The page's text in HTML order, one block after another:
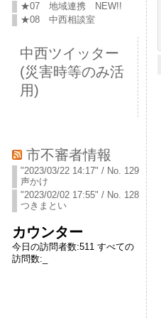
★07 地域連携 NEW!!
★08 中西相談室
中西ツイッター
(災害時等のみ活
用)
市不審者情報
"2023/03/22 14:17" / No. 129
声かけ
"2023/02/02 17:55" / No. 128
つきまとい
カウンター
今日の訪問者数:511すべての
訪問数: